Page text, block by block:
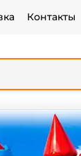
Контакты